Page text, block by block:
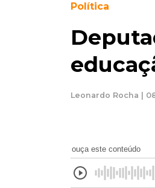
Política
Leonardo Rocha |
ouça este conteúdo